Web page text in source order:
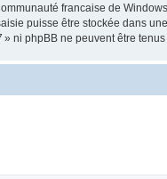
francaise de
puisse être stockée dans
ni phpBB ne peuvent être